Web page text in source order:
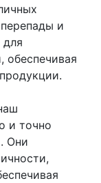
и
обеспечивая
и точно
Они